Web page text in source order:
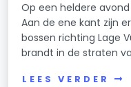
Op een heldere
Aan de ene kant zijn
bossen richting Lage
brandt in de straten
LEES VERDER